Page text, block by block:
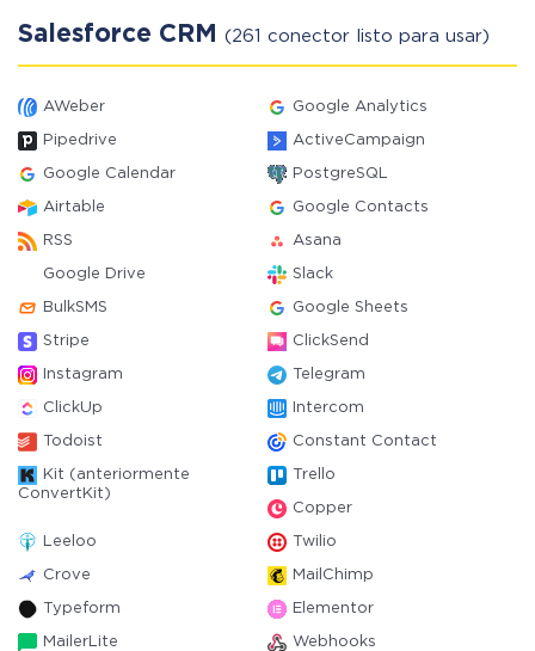
Salesforce CRM (261 conector listo para usar)
AWeber Google Analytics
Pipedrive ActiveCampaign
Google Calendar PostgreSQL
Airtable Google Contacts
RSS Asana
Google Drive Slack
BulkSMS Google Sheets
Stripe ClickSend
Instagram Telegram
ClickUp Intercom
Todoist Constant Contact
Kit (anteriormente
ConvertKit)
Trello
Copper
Leeloo Twilio
Crove MailChimp
Typeform Elementor
MailerLite Webhooks